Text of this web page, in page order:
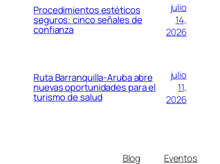
Procedimientos estéticos
seguros: cinco señales de
confianza
julio
14,
2026
Ruta Barranquilla-Aruba abre
nuevas oportunidades para el
turismo de salud
julio
11,
2026
Blog
Eventos